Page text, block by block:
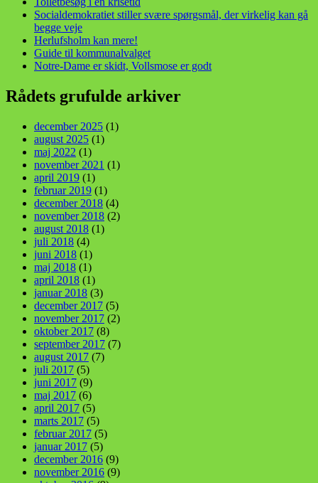
Socialdemokratiet stiller svære spørgsmål, der virkelig kan gå
begge veje
Herlufsholm kan mere!
Guide til kommunalvalget
Notre-Dame er skidt, Vollsmose er godt
Rådets grufulde arkiver
december 2025 (1)
august 2025 (1)
maj 2022 (1)
november 2021 (1)
april 2019 (1)
februar 2019 (1)
december 2018 (4)
november 2018 (2)
august 2018 (1)
juli 2018 (4)
juni 2018 (1)
maj 2018 (1)
april 2018 (1)
januar 2018 (3)
december 2017 (5)
november 2017 (2)
oktober 2017 (8)
september 2017 (7)
august 2017 (7)
juli 2017 (5)
juni 2017 (9)
maj 2017 (6)
april 2017 (5)
marts 2017 (5)
februar 2017 (5)
januar 2017 (5)
december 2016 (9)
november 2016 (9)